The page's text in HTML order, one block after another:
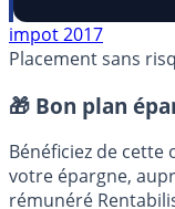
⭐️ Suivre sur
impot 2017
Placement sans
🎁 Bon plan
Bénéficiez de cette